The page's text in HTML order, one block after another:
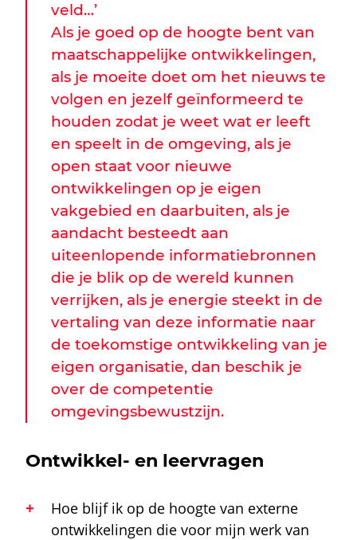
veld…’
Als je goed op de hoogte bent van
maatschappelijke ontwikkelingen,
als je moeite doet om het nieuws te
volgen en jezelf geïnformeerd te
houden zodat je weet wat er leeft
en speelt in de omgeving, als je
open staat voor nieuwe
ontwikkelingen op je eigen
vakgebied en daarbuiten, als je
aandacht besteedt aan
uiteenlopende informatiebronnen
die je blik op de wereld kunnen
verrijken, als je energie steekt in de
vertaling van deze informatie naar
de toekomstige ontwikkeling van je
eigen organisatie, dan beschik je
over de competentie
omgevingsbewustzijn.
Ontwikkel- en leervragen
Hoe blijf ik op de hoogte van externe
ontwikkelingen die voor mijn werk van